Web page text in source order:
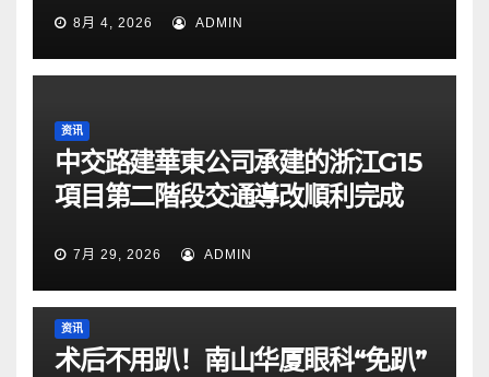
8月 4, 2026 ADMIN
资讯
中交路建華東公司承建的浙江G15
項目第二階段交通導改順利完成
7月 29, 2026 ADMIN
资讯
术后不用趴！南山华厦眼科“免趴”